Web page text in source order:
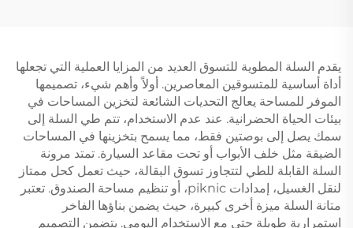
يقدم السلة المطوية للتسوق العديد من المزايا العملية التي تجعلها
أداة أساسية للمتسوقين المعاصرين. أولاً وأهم شيء، تصميمها
الموفر للمساحة يعالج التحديات الشائعة لتخزين المساحات في
بيئات الحياة الحضرانية. عند عدم الاستخدام، تتم طي السلة إلى
سمك يصل إلى بوصتين فقط، مما يسمح بتخزينها في المساحات
الضيقة مثل خلف الأبواب أو تحت مقاعد السيارة. تمتد مرونة
السلة القابلة للطي لتتجاوز تسوق البقالة، حيث تعمل كحل ممتاز
لنقل الغسيل، إمدادات piknic، أو تنظيم مساحة الصندوق. تعتبر
متانة السلة ميزة أخرى كبيرة، حيث يضمن بناؤها الفاخر
استمرارية طويلة حتى مع الاستخدام اليومي. يتضمن التصميم